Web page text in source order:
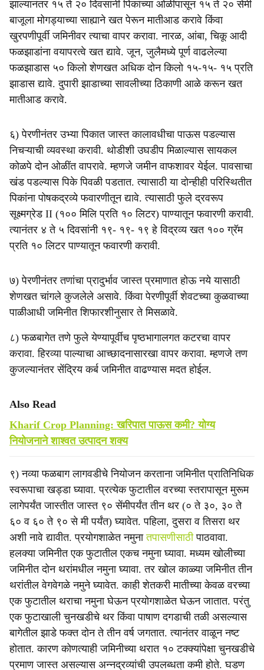
झाल्यानंतर १५ ते २० दिवसांनी पिकांच्या ओळीपासून १५ ते २० सेंमी
बाजूला मोगड्याच्या साह्याने खत पेरून मातीआड करावे किंवा
खुरपणीपूर्वी जमिनीवर त्याचा वापर करावा. नारळ, आंबा, चिकू आदी
फळझाडांना वयापरत्वे खत द्यावे. जून, जुलैमध्ये पूर्ण वाढलेल्या
फळझाडास ५० किलो शेणखत अधिक दोन किलो १५-१५- १५ प्रति
झाडास द्यावे. दुपारी झाडाच्या सावलीच्या ठिकाणी आळे करून खत
मातीआड करावे.
६) पेरणीनंतर उभ्या पिकात जास्त कालावधीचा पाऊस पडल्यास
निचऱ्याची व्यवस्था करावी. थोडीशी उघडीप मिळाल्यास सायकल
कोळपे दोन ओळींत वापरावे. म्हणजे जमीन वाफशावर येईल. पावसाचा
खंड पडल्यास पिके पिवळी पडतात. त्यासाठी या दोन्हीही परिस्थितीत
पिकांना पोषकद्रव्ये फवारणीतून द्यावे. त्यासाठी फुले द्रवरूप
सूक्ष्मग्रेड II (१०० मिलि प्रति १० लिटर) पाण्यातून फवारणी करावी.
त्यानंतर ४ ते ५ दिवसांनी १९- १९- १९ हे विद्रव्य खत १०० ग्रॅम
प्रति १० लिटर पाण्यातून फवारणी करावी.
७) पेरणीनंतर तणांचा प्रादुर्भाव जास्त प्रमाणात होऊ नये यासाठी
शेणखत चांगले कुजलेले असावे. किंवा पेरणीपूर्वी शेवटच्या कुळवाच्या
पाळीआधी जमिनीत शिफारशीनुसार ते मिसळावे.
८) फळबागेत तणे फुले येण्यापूर्वीच पृष्ठभागालगत कटरचा वापर
करावा. हिरव्या पाल्याचा आच्छादनासारखा वापर करावा. म्हणजे तण
कुजल्यानंतर सेंद्रिय कर्ब जमिनीत वाढण्यास मदत होईल.
Also Read
Kharif Crop Planning: खरिपात पाऊस कमी? योग्य
नियोजनाने शाश्वत उत्पादन शक्य
९) नव्या फळबाग लागवडीचे नियोजन करताना जमिनीत प्रातिनिधिक
स्वरूपाचा खड्डा घ्यावा. प्रत्येक फुटातील वरच्या स्तरापासून मुरूम
लागेपर्यंत जास्तीत जास्त ९० सेंमीपर्यंत तीन थर (० ते ३०, ३० ते
६० व ६० ते ९० से मी पर्यंत) घ्यावेत. पहिला, दुसरा व तिसरा थर
अशी नावे द्यावीत. प्रयोगशाळेत नमुनातपासणीसाठीपाठवावा.
हलक्या जमिनीत एक फुटातील एकच नमुना घ्यावा. मध्यम खोलीच्या
जमिनीत दोन थरांमधील नमुना घ्यावा. तर खोल काळ्या जमिनीत तीन
थरांतील वेगवेगळे नमुने घ्यावेत. काही शेतकरी मातीच्या केवळ वरच्या
एक फुटातील थराचा नमुना घेऊन प्रयोगशाळेत घेऊन जातात. परंतु
एक फुटाखाली चुनखडीचे थर किंवा पाषाण दगडाची तळी असल्यास
बागेतील झाडे फक्त दोन ते तीन वर्ष जगतात. त्यानंतर वाळून नष्ट
होतात. कारण कोणत्याही जमिनीच्या थरात १० टक्क्यांपेक्षा चुनखडीचे
प्रमाण जास्त असल्यास अन्नद्रव्यांची उपलब्धता कमी होते. घडण